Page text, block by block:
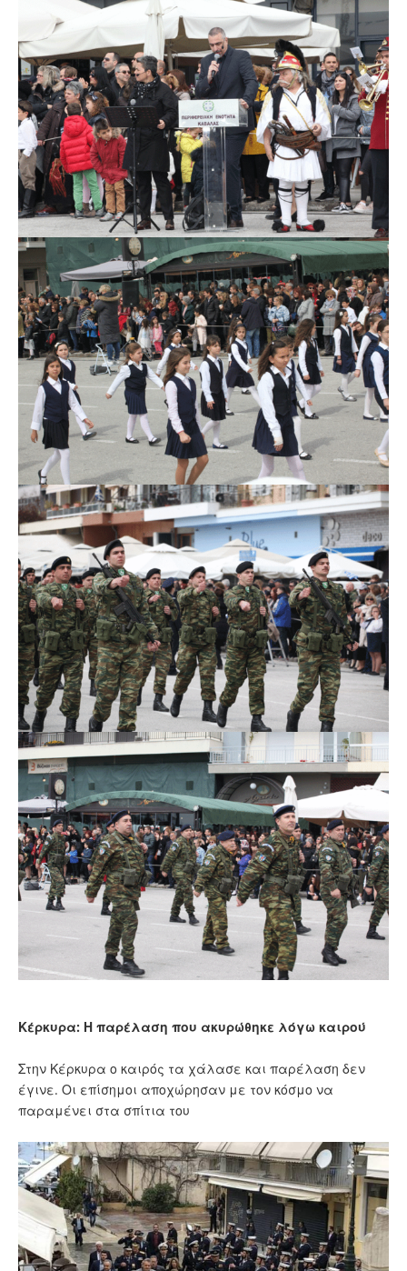
Κέρκυρα: Η παρέλαση που ακυρώθηκε λόγω καιρού
Στην Κέρκυρα ο καιρός τα χάλασε και παρέλαση δεν
έγινε. Οι επίσημοι αποχώρησαν με τον κόσμο να
παραμένει στα σπίτια του